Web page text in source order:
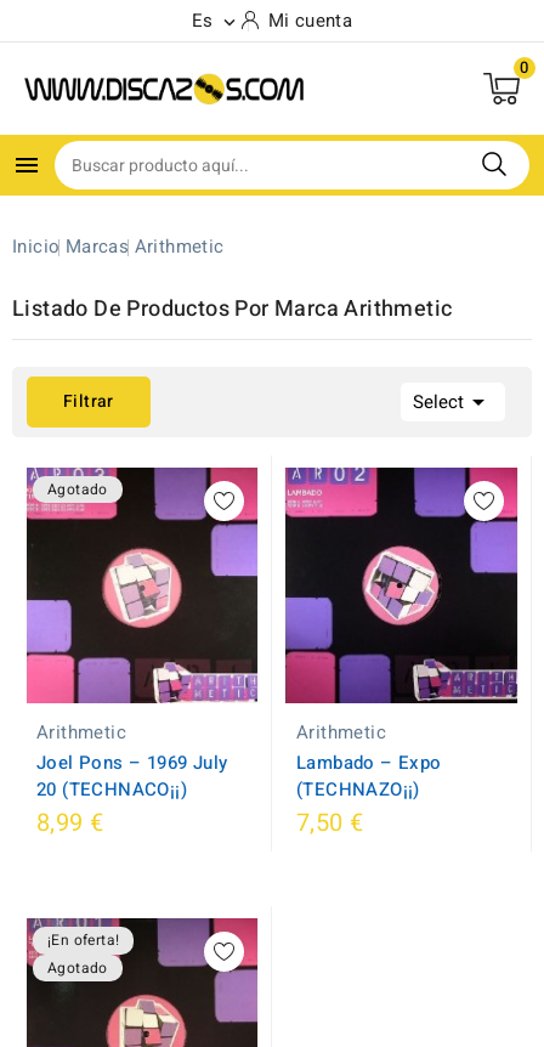
Es  Mi cuenta
0

Inicio Marcas Arithmetic
Listado De Productos Por Marca Arithmetic
Filtrar Select 
Agotado
Arithmetic
Joel Pons ‎– 1969 July
20 (TECHNACO¡¡)
8,99 €
Arithmetic
Lambado – Expo
(TECHNAZO¡¡)
7,50 €
¡En oferta!
Agotado